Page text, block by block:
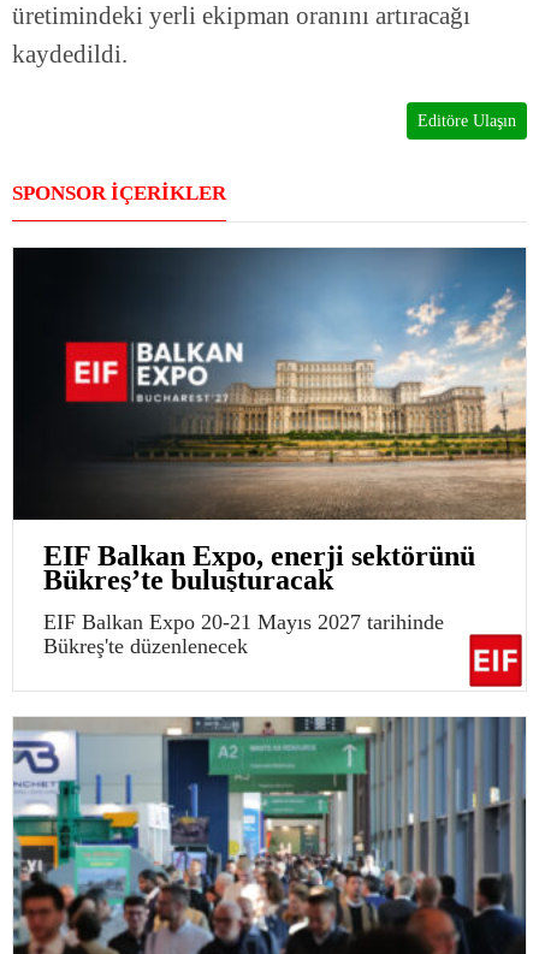
üretimindeki yerli ekipman oranını artıracağı
kaydedildi.
Editöre Ulaşın
SPONSOR İÇERİKLER
EIF Balkan Expo, enerji sektörünü
Bükreş’te buluşturacak
EIF Balkan Expo 20-21 Mayıs 2027 tarihinde
Bükreş'te düzenlenecek